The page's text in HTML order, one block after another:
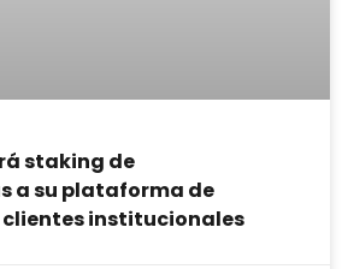
staking de
a su plataforma de
institucionales